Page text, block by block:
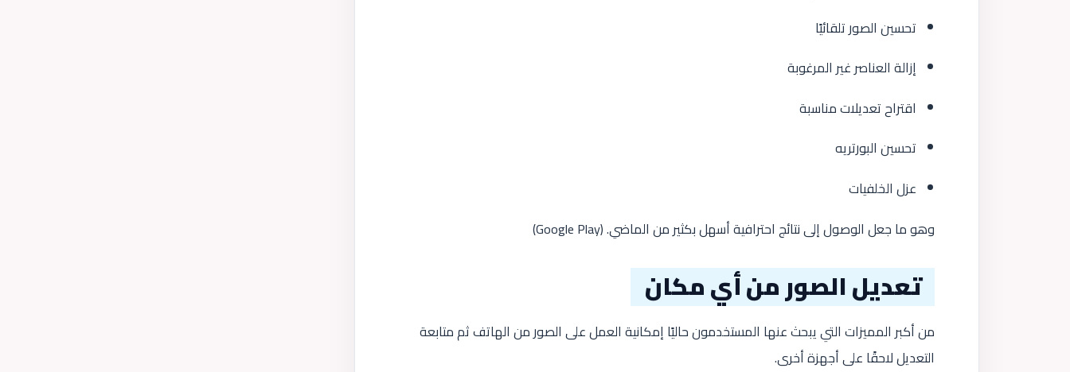
تحسين الصور تلقائيًا
إزالة العناصر غير المرغوبة
اقتراح تعديلات مناسبة
تحسين البورتريه
عزل الخلفيات
وهو ما جعل الوصول إلى نتائج احترافية أسهل بكثير من الماضي. (Google Play
)
تعديل الصور من أي مكان
من أكبر المميزات التي يبحث عنها المستخدمون حاليًا إمكانية العمل على الصور من الهاتف ثم متابعة
التعديل لاحقًا على أجهزة أخرى.